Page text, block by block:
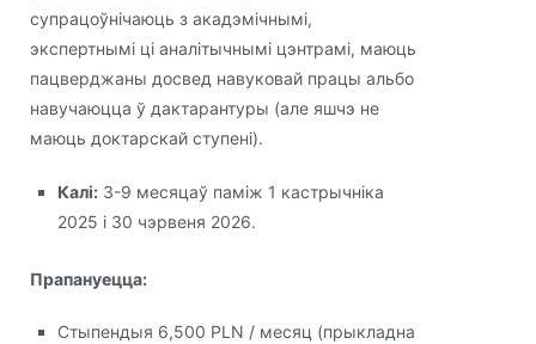
супрацоўнічаюць з акадэмічнымі,
экспертнымі ці аналітычнымі цэнтрамі, маюць
пацверджаны досвед навуковай працы альбо
навучаюцца ў дактарантуры (але яшчэ не
маюць доктарскай ступені).
Калі: 3-9 месяцаў паміж 1 кастрычніка
2025 і 30 чэрвеня 2026.
Прапануецца:
Стыпендыя 6,500 PLN / месяц (прыкладна